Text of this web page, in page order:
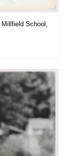
School,